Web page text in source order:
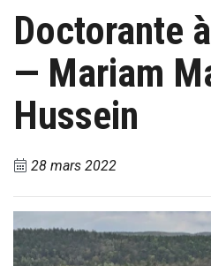
Doctorante
— Mariam
Hussein
28 mars 2022